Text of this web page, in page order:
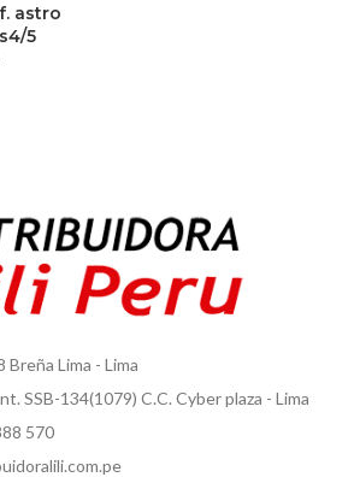
astro
5
Lima - Lima
SSB-134(1079) C.C. Cyber plaza - Lima
570